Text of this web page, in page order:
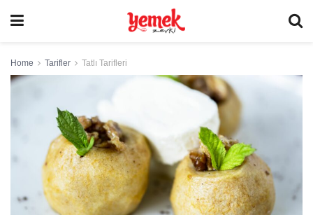
Home Tarifler Tatlı Tarifleri